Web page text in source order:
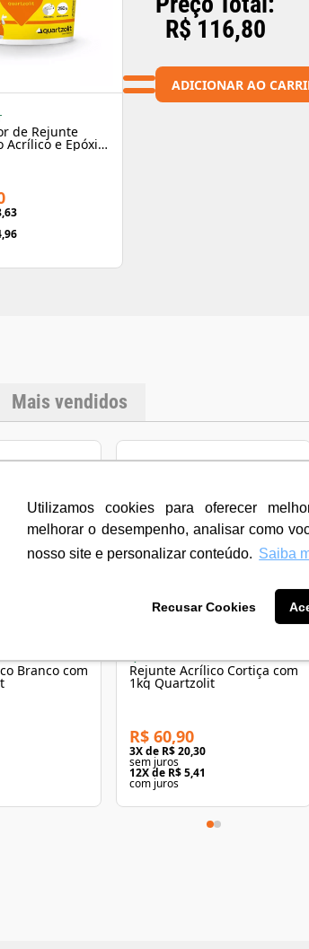
Utilizamos cookies para oferecer
melhorar o desempenho, analisar como
nosso site e personalizar conteúdo. Saiba
Recusar Cookies
de Rejunte
Acrílico e Epóxi
R$ 116,80
ADICIONAR AO
Mais vendidos
Branco com Rejunte Acrílico Cortiça com
1kg Quartzolit
R$ 60,90
3X de R$ 20,30
sem juros
12X de R$ 5,41
com juros